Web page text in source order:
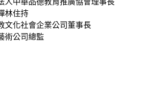
林住持
化社會企業公司董事長
公司總監